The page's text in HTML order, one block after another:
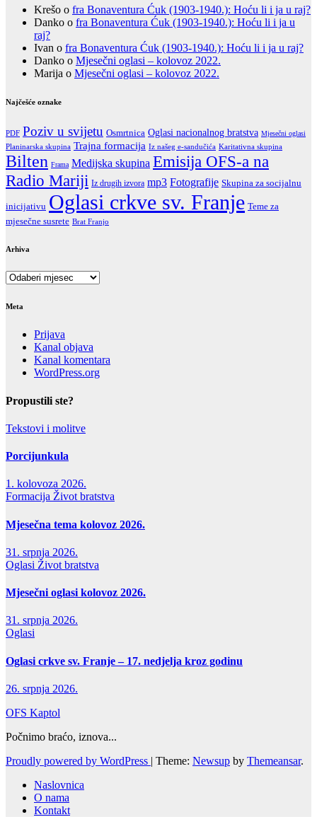
Krešo o fra Bonaventura Ćuk (1903-1940.): Hoću li i ja u raj?
Danko o fra Bonaventura Ćuk (1903-1940.): Hoću li i ja u
raj?
Ivan o fra Bonaventura Ćuk (1903-1940.): Hoću li i ja u raj?
Danko o Mjesečni oglasi – kolovoz 2022.
Marija o Mjesečni oglasi – kolovoz 2022.
Najčešće oznake
PDF Poziv u svijetu Osmrtnica Oglasi nacionalnog bratstva Mjesečni oglasi
Planinarska skupina Trajna formacija Iz našeg e-sandučića Karitativna skupina
Bilten Frama Medijska skupina Emisija OFS-a na
Radio Mariji Iz drugih izvora mp3 Fotografije Skupina za socijalnu
inicijativu Oglasi crkve sv. Franje Teme za
mjesečne susrete Brat Franjo
Arhiva
Arhiva
Meta
Prijava
Kanal objava
Kanal komentara
WordPress.org
Propustili ste?
Tekstovi i molitve
Porcijunkula
1. kolovoza 2026.
Formacija Život bratstva
Mjesečna tema kolovoz 2026.
31. srpnja 2026.
Oglasi Život bratstva
Mjesečni oglasi kolovoz 2026.
31. srpnja 2026.
Oglasi
Oglasi crkve sv. Franje – 17. nedjelja kroz godinu
26. srpnja 2026.
OFS Kaptol
Počnimo braćo, iznova...
Proudly powered by WordPress | Theme: Newsup by Themeansar.
Naslovnica
O nama
Kontakt